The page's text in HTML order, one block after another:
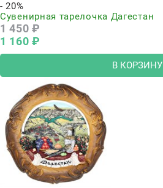
- 20%
Сувенирная тарелочка Дагестан
1 450 ₽
1 160 ₽
В КОРЗИНУ